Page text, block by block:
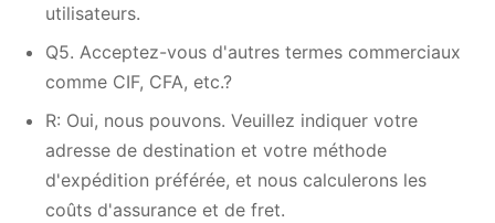
utilisateurs.
Q5. Acceptez-vous d'autres termes commerciaux
comme CIF, CFA, etc.?
R: Oui, nous pouvons. Veuillez indiquer votre
adresse de destination et votre méthode
d'expédition préférée, et nous calculerons les
coûts d'assurance et de fret.